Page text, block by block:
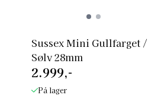
Sussex Mini Gullfarget /
Sølv 28mm
2.999,-
På lager